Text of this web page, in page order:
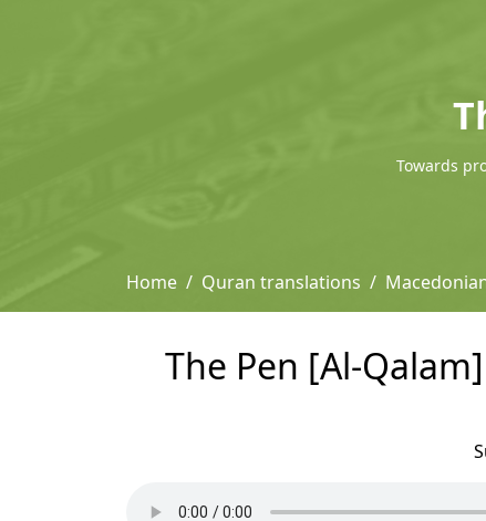
Towards
Home Quran translations
The Pen [Al-